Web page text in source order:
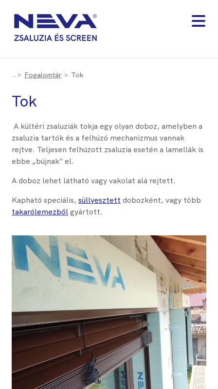
Fogalomtár Tok
Tok
A kültéri zsaluziák tokja egy olyan doboz, amelyben a
zsaluzia tartók és a felhúzó mechanizmus vannak
rejtve. Teljesen felhúzott zsaluzia esetén a lamellák is
ebbe „bújnak” el.
A doboz lehet látható vagy vakolat alá rejtett.
Kapható speciális, süllyesztett dobozként, vagy több
takarólemezbőlgyártott.